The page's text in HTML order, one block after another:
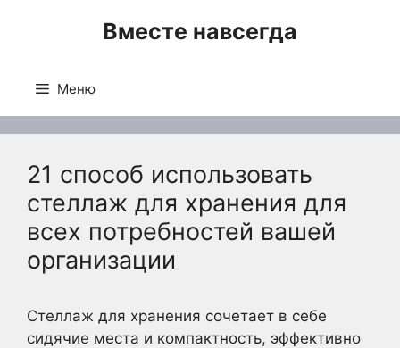
Вместе навсегда
Меню
21 способ использовать
стеллаж для хранения для
всех потребностей вашей
организации
Стеллаж для хранения сочетает в себе
сидячие места и компактность, эффективно